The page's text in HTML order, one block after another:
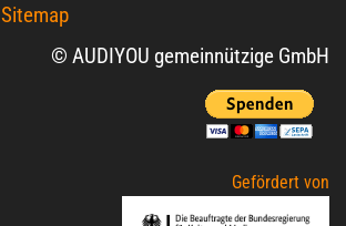
Sitemap
© AUDIYOU gemeinnützige GmbH
Gefördert von